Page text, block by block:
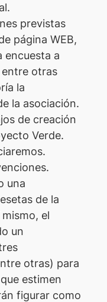
previstas
página WEB,
encuesta a
otras
la
la asociación.
de creación
Verde.
una
de la
el
un
otras) para
estimen
figurar como